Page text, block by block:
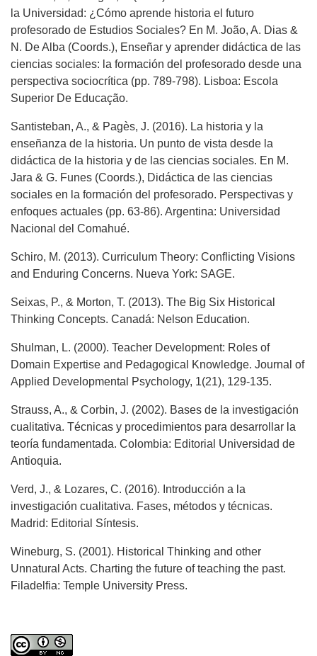
la Universidad: ¿Cómo aprende historia el futuro
profesorado de Estudios Sociales? En M. João, A. Dias &
N. De Alba (Coords.), Enseñar y aprender didáctica de las
ciencias sociales: la formación del profesorado desde una
perspectiva sociocrítica (pp. 789-798). Lisboa: Escola
Superior De Educação.
Santisteban, A., & Pagès, J. (2016). La historia y la
enseñanza de la historia. Un punto de vista desde la
didáctica de la historia y de las ciencias sociales. En M.
Jara & G. Funes (Coords.), Didáctica de las ciencias
sociales en la formación del profesorado. Perspectivas y
enfoques actuales (pp. 63-86). Argentina: Universidad
Nacional del Comahué.
Schiro, M. (2013). Curriculum Theory: Conflicting Visions
and Enduring Concerns. Nueva York: SAGE.
Seixas, P., & Morton, T. (2013). The Big Six Historical
Thinking Concepts. Canadá: Nelson Education.
Shulman, L. (2000). Teacher Development: Roles of
Domain Expertise and Pedagogical Knowledge. Journal of
Applied Developmental Psychology, 1(21), 129-135.
Strauss, A., & Corbin, J. (2002). Bases de la investigación
cualitativa. Técnicas y procedimientos para desarrollar la
teoría fundamentada. Colombia: Editorial Universidad de
Antioquia.
Verd, J., & Lozares, C. (2016). Introducción a la
investigación cualitativa. Fases, métodos y técnicas.
Madrid: Editorial Síntesis.
Wineburg, S. (2001). Historical Thinking and other
Unnatural Acts. Charting the future of teaching the past.
Filadelfia: Temple University Press.